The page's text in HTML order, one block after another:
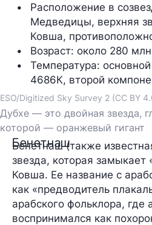
Расположение в
Медведицы, верхняя
Ковша,
Возраст: около 280
Температура:
4686К, второй
ESO/Digitized Sky Survey 2 (CC BY
Дубхе — это двойная звезда,
которой — оранжевый гигант
Бенетнаш
Бенетнаш (также
звезда, которая замыкает
Ковша. Ее название с
как «предводитель
арабского фольклора, где
воспринимался как